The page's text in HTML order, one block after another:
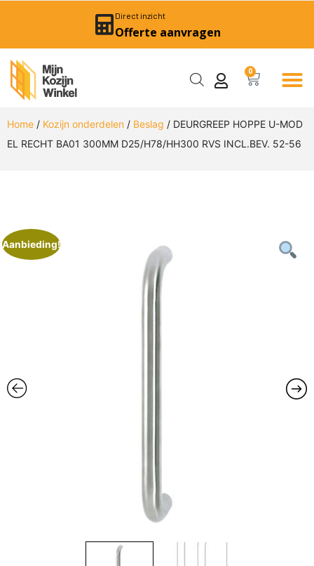
Direct inzicht
Offerte aanvragen
0
Home / Kozijn onderdelen / Beslag / DEURGREEP HOPPE U-MOD
EL RECHT BA01 300MM D25/H78/HH300 RVS INCL.BEV. 52-56
Aanbieding!